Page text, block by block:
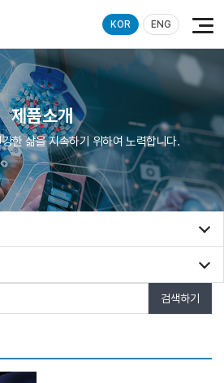
KOR ENG
제품소개
한 삶을 지속하기 위하여 노력합니다.
검색하기